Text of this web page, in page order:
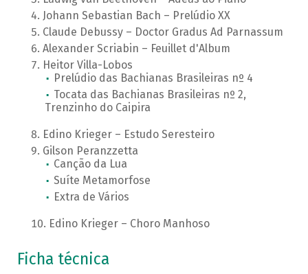
Johann Sebastian Bach – Prelúdio XX
Claude Debussy – Doctor Gradus Ad Parnassum
Alexander Scriabin – Feuillet d'Album
Heitor Villa-Lobos
Prelúdio das Bachianas Brasileiras nº 4
Tocata das Bachianas Brasileiras nº 2,
Trenzinho do Caipira
Edino Krieger – Estudo Seresteiro
Gilson Peranzzetta
Canção da Lua
Suíte Metamorfose
Extra de Vários
Edino Krieger – Choro Manhoso
Ficha técnica